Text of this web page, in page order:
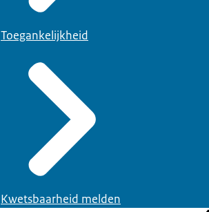
Toegankelijkheid
Kwetsbaarheid melden